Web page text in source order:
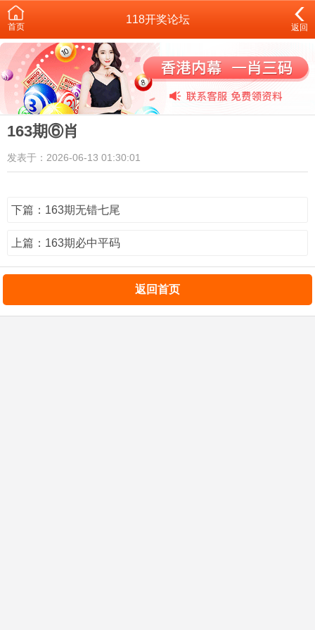
首页
118开奖论坛
返回
163期⑥肖
发表于：2026-06-13 01:30:01
下篇：163期无错七尾
上篇：163期必中平码
返回首页